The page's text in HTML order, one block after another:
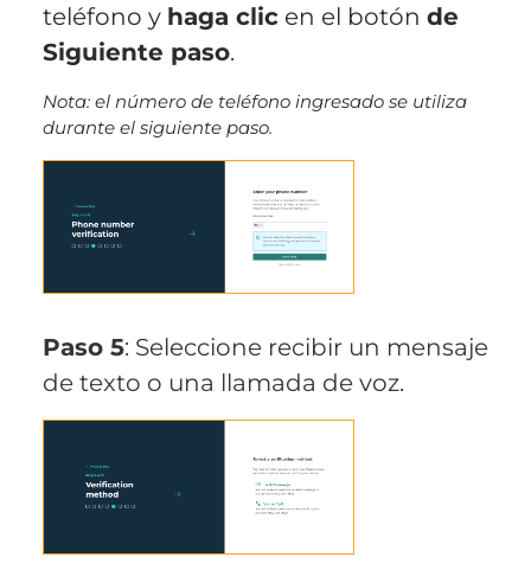
teléfono y haga clic en el botón de
Siguiente paso.
Nota: el número de teléfono ingresado se utiliza
durante el siguiente paso.
Paso 5: Seleccione recibir un mensaje
de texto o una llamada de voz.